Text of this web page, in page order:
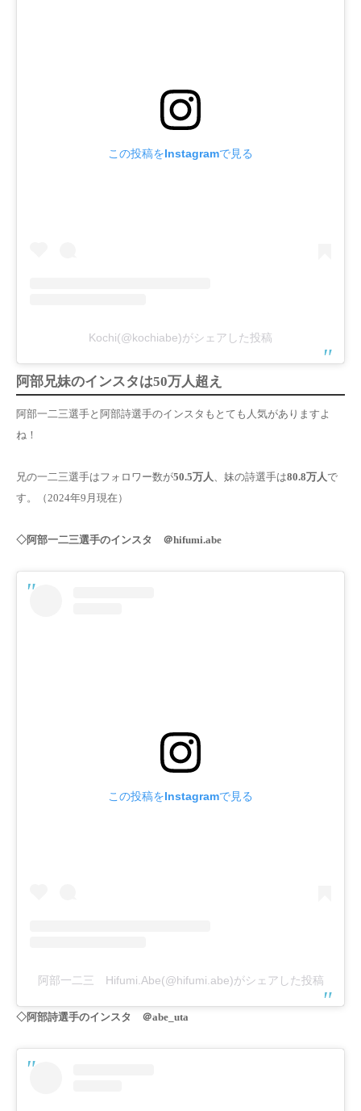
この投稿をInstagramで見る
Kochi(@kochiabe)がシェアした投稿
阿部兄妹のインスタは50万人超え
阿部一二三選手と阿部詩選手のインスタもとても人気がありますよ
ね！
兄の一二三選手はフォロワー数が50.5万人、妹の詩選手は80.8万人で
す。
（2024年9月現在）
◇阿部一二三選手のインスタ ＠hifumi.abe
この投稿をInstagramで見る
阿部一二三 Hifumi.Abe(@hifumi.abe)がシェアした投稿
◇阿部詩選手のインスタ ＠abe_uta